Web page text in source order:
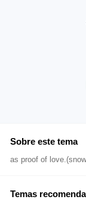
Sobre este tema
as proof of
Temas